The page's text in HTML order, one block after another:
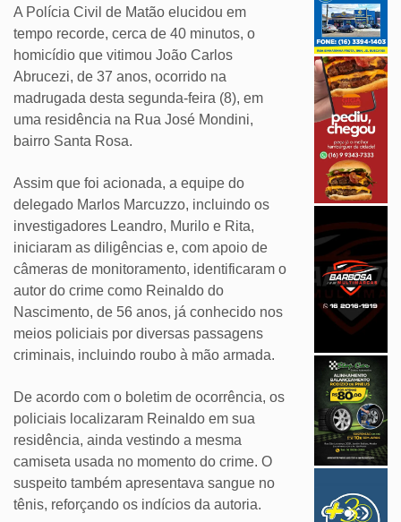
A Polícia Civil de Matão elucidou em
tempo recorde, cerca de 40 minutos, o
homicídio que vitimou João Carlos
Abrucezi, de 37 anos, ocorrido na
madrugada desta segunda-feira (8), em
uma residência na Rua José Mondini,
bairro Santa Rosa.
Assim que foi acionada, a equipe do
delegado Marlos Marcuzzo, incluindo os
investigadores Leandro, Murilo e Rita,
iniciaram as diligências e, com apoio de
câmeras de monitoramento, identificaram o
autor do crime como Reinaldo do
Nascimento, de 56 anos, já conhecido nos
meios policiais por diversas passagens
criminais, incluindo roubo à mão armada.
De acordo com o boletim de ocorrência, os
policiais localizaram Reinaldo em sua
residência, ainda vestindo a mesma
camiseta usada no momento do crime. O
suspeito também apresentava sangue no
tênis, reforçando os indícios da autoria.